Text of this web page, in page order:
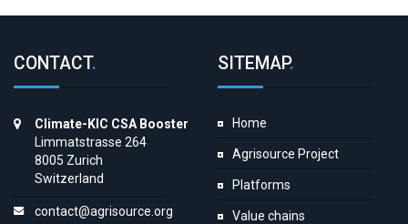
CONTACT.
Climate-KIC CSA Booster
Limmatstrasse 264
8005 Zurich
Switzerland
contact@agrisource.org
SITEMAP.
Home
Agrisource Project
Platforms
Value chains